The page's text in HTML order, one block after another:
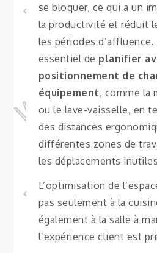
se bloquer, ce qui a un
la productivité et réduit
les périodes
essentiel de planifier
positionnement de
équipement, comme la
ou le lave-vaisselle, en
des distances
différentes zones de
les déplacements
L’optimisation de
pas seulement à la
également à la salle à
l’expérience client est